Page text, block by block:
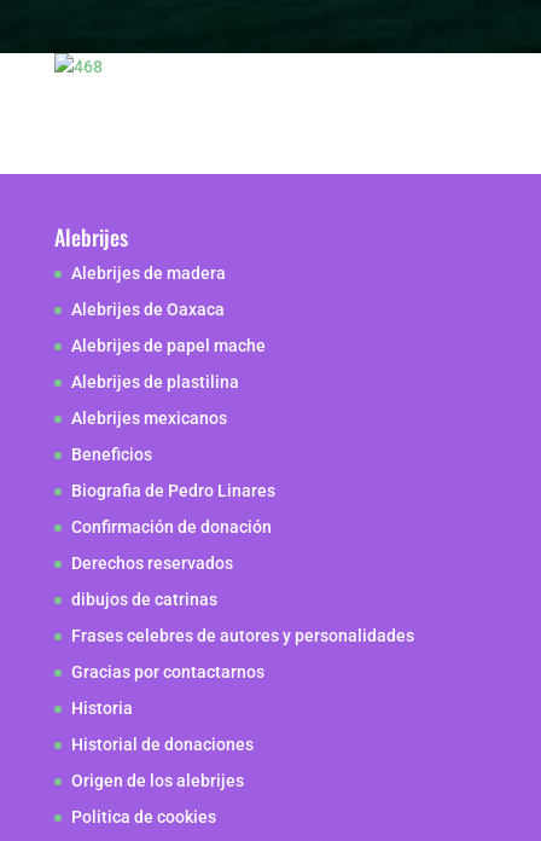
Alebrijes
Alebrijes de madera
Alebrijes de Oaxaca
Alebrijes de papel mache
Alebrijes de plastilina
Alebrijes mexicanos
Beneficios
Biografia de Pedro Linares
Confirmación de donación
Derechos reservados
dibujos de catrinas
Frases celebres de autores y personalidades
Gracias por contactarnos
Historia
Historial de donaciones
Origen de los alebrijes
Politica de cookies